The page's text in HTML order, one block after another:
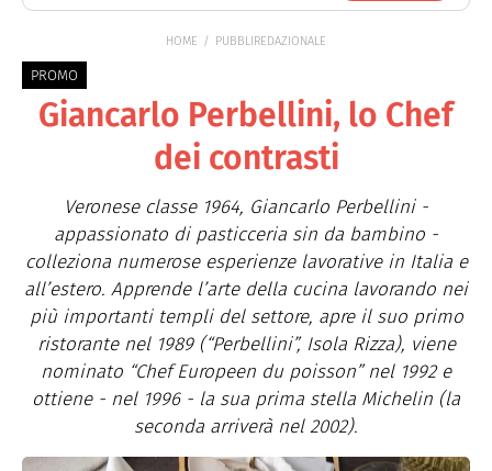
HOME PUBBLIREDAZIONALE
PROMO
Giancarlo Perbellini, lo Chef
dei contrasti
Veronese classe 1964, Giancarlo Perbellini -
appassionato di pasticceria sin da bambino -
colleziona numerose esperienze lavorative in Italia e
all’estero. Apprende l’arte della cucina lavorando nei
più importanti templi del settore, apre il suo primo
ristorante nel 1989 (“Perbellini”, Isola Rizza), viene
nominato “Chef Europeen du poisson” nel 1992 e
ottiene - nel 1996 - la sua prima stella Michelin (la
seconda arriverà nel 2002).